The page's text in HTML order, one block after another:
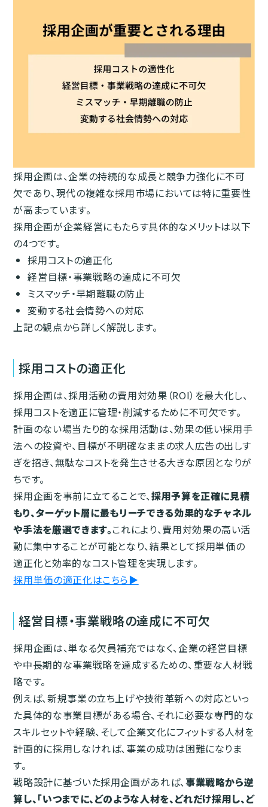
採用企画は、企業の持続的な成長と競争力強化に不可
欠であり、現代の複雑な採用市場においては特に重要性
が高まっています。
採用企画が企業経営にもたらす具体的なメリットは以下
の4つです。
採用コストの適正化
経営目標・事業戦略の達成に不可欠
ミスマッチ・早期離職の防止
変動する社会情勢への対応
上記の観点から詳しく解説します。
採用コストの適正化
採用企画は、採用活動の費用対効果（ROI）を最大化し、
採用コストを適正に管理・削減するために不可欠です。
計画のない場当たり的な採用活動は、効果の低い採用手
法への投資や、目標が不明確なままの求人広告の出しす
ぎを招き、無駄なコストを発生させる大きな原因となりが
ちです。
採用企画を事前に立てることで、採用予算を正確に見積
もり、ターゲット層に最もリーチできる効果的なチャネル
や手法を厳選できます。これにより、費用対効果の高い活
動に集中することが可能となり、結果として採用単価の
適正化と効率的なコスト管理を実現します。
採用単価の適正化はこちら▶︎
経営目標・事業戦略の達成に不可欠
採用企画は、単なる欠員補充ではなく、企業の経営目標
や中長期的な事業戦略を達成するための、重要な人材戦
略です。
例えば、新規事業の立ち上げや技術革新への対応といっ
た具体的な事業目標がある場合、それに必要な専門的な
スキルセットや経験、そして企業文化にフィットする人材を
計画的に採用しなければ、事業の成功は困難になりま
す。
戦略設計に基づいた採用企画があれば、事業戦略から逆
算し、「いつまでに、どのような人材を、どれだけ採用し、ど